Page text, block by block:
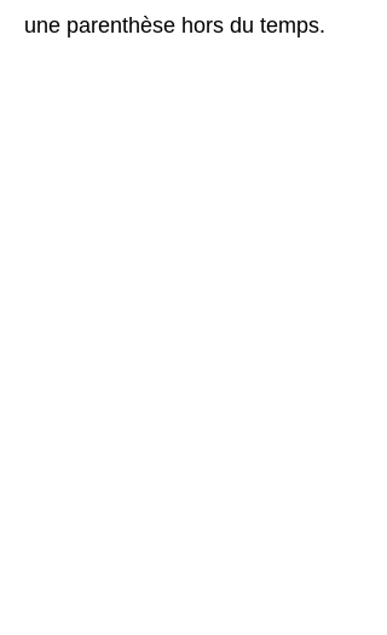
une parenthèse hors du temps.